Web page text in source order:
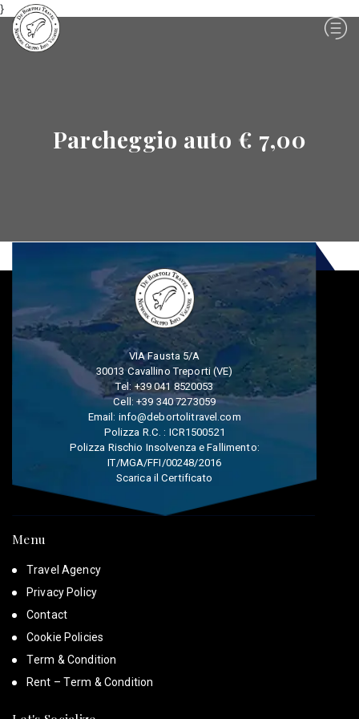
}
Parcheggio auto € 7,00
VIA Fausta 5/A
30013 Cavallino Treporti (VE)
Tel:+39 041 8520053
Cell:+39 340 7273059
Email: info@debortolitravel.com
Polizza R.C. : ICR1500521
Polizza Rischio Insolvenza e Fallimento:
IT/MGA/FFI/00248/2016
Scarica il Certificato
Menu
Travel Agency
Privacy Policy
Contact
Cookie Policies
Term & Condition
Rent – Term & Condition